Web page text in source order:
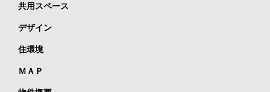
共用スペース
デザイン
住環境
ＭＡＰ